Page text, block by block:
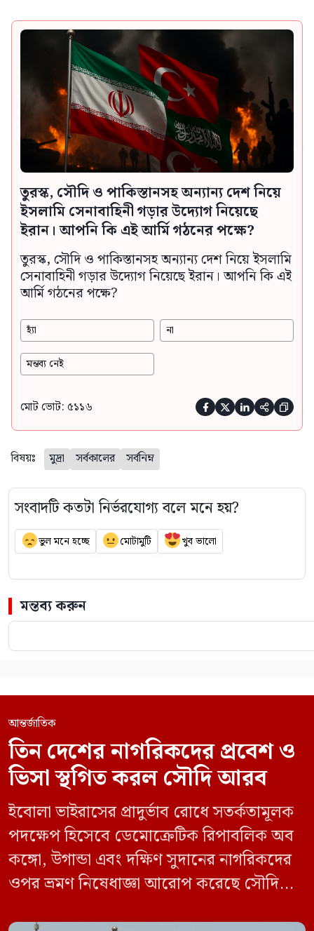
তুরস্ক, সৌদি ও পাকিস্তানসহ অন্যান্য দেশ নিয়ে
ইসলামি সেনাবাহিনী গড়ার উদ্যোগ নিয়েছে
ইরান। আপনি কি এই আর্মি গঠনের পক্ষে?
তুরস্ক, সৌদি ও পাকিস্তানসহ অন্যান্য দেশ নিয়ে ইসলামি
সেনাবাহিনী গড়ার উদ্যোগ নিয়েছে ইরান। আপনি কি এই
আর্মি গঠনের পক্ষে?
হ্যাঁ না
মন্তব্য নেই
মোট ভোট: ৫১১৬     
বিষয়ঃ মুদ্রা সর্বকালের সর্বনিম্ন
সংবাদটি কতটা নির্ভরযোগ্য বলে মনে হয়?
ভুল মনে হচ্ছে মোটামুটি খুব ভালো
মন্তব্য করুন
আন্তর্জাতিক
তিন দেশের নাগরিকদের প্রবেশ ও
ভিসা স্থগিত করল সৌদি আরব
ইবোলা ভাইরাসের প্রাদুর্ভাব রোধে সতর্কতামূলক
পদক্ষেপ হিসেবে ডেমোক্রেটিক রিপাবলিক অব
কঙ্গো, উগান্ডা এবং দক্ষিণ সুদানের নাগরিকদের
ওপর ভ্রমণ নিষেধাজ্ঞা আরোপ করেছে সৌদি